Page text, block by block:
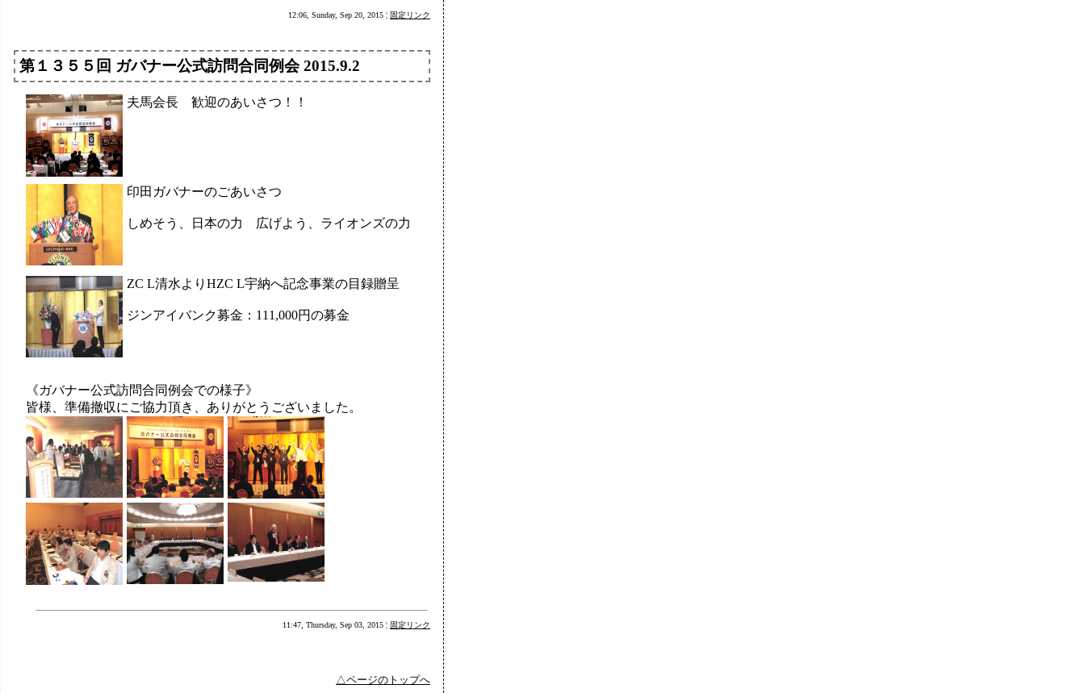
12:06, Sunday, Sep 20, 2015 ¦ 固定リンク
第１３５５回 ガバナー公式訪問合同例会 2015.9.2
夫馬会長 歓迎のあいさつ！！
印田ガバナーのごあいさつ
しめそう、日本の力 広げよう、ライオンズの力
ZC L清水よりHZC L宇納へ記念事業の目録贈呈
ジンアイバンク募金：111,000円の募金
《ガバナー公式訪問合同例会での様子》
皆様、準備撤収にご協力頂き、ありがとうございました。
11:47, Thursday, Sep 03, 2015 ¦ 固定リンク
△ページのトップへ